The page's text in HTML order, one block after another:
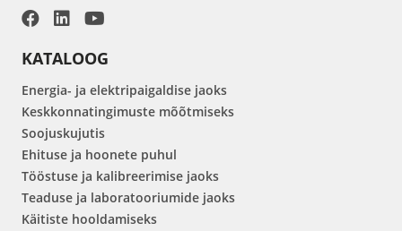
KATALOOG
Energia- ja elektripaigaldise jaoks
Keskkonnatingimuste mõõtmiseks
Soojuskujutis
Ehituse ja hoonete puhul
Tööstuse ja kalibreerimise jaoks
Teaduse ja laboratooriumide jaoks
Käitiste hooldamiseks